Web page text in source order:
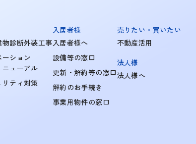
物診断外装工事
ーション
ニューアル
リティ対策
入居者様
入居者様へ
設備等の窓口
更新・解約等の窓口
解約のお手続き
事業用物件の窓口
売りたい・買いたい
不動産活用
法人様
法人様へ